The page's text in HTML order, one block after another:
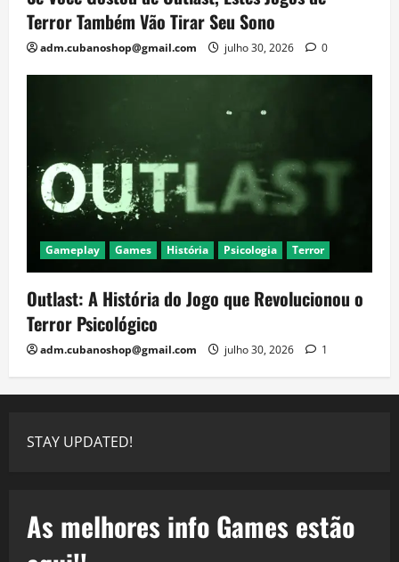
Terror Também Vão Tirar Seu Sono
adm.cubanoshop@gmail.com julho 30, 2026 0
Gameplay Games História Psicologia Terror
Outlast: A História do Jogo que Revolucionou o
Terror Psicológico
adm.cubanoshop@gmail.com julho 30, 2026 1
STAY UPDATED!
As melhores info Games estão